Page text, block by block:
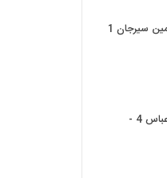
فوتسال پالایش بندرعباس 4 -